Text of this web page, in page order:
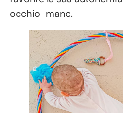
occhio-mano.